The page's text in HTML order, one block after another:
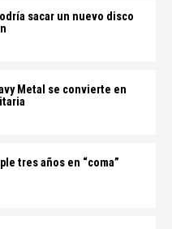
sacar un nuevo disco
Metal se convierte en
tres años en “coma”